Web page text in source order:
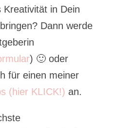
Kreativität in Dein
Dann werde
) 🙂 oder
für einen meiner
(hier KLICK!) an.